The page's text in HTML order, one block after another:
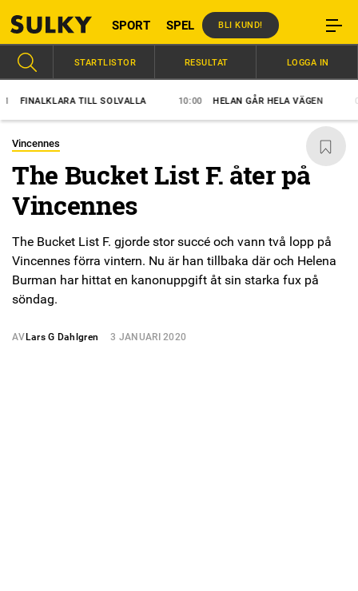
SPORT SPEL BLI KUND!
TILL SOLVALLA 10:00 HELAN GÅR HELA VÄGEN 09:30
STARTLISTOR RESULTAT LOGGA IN
Vincennes
The Bucket List F. åter på
Vincennes
The Bucket List F. gjorde stor succé och vann två lopp på
Vincennes förra vintern. Nu är han tillbaka där och Helena
Burman har hittat en kanonuppgift åt sin starka fux på
söndag.
AV Lars G Dahlgren 3 JANUARI 2020